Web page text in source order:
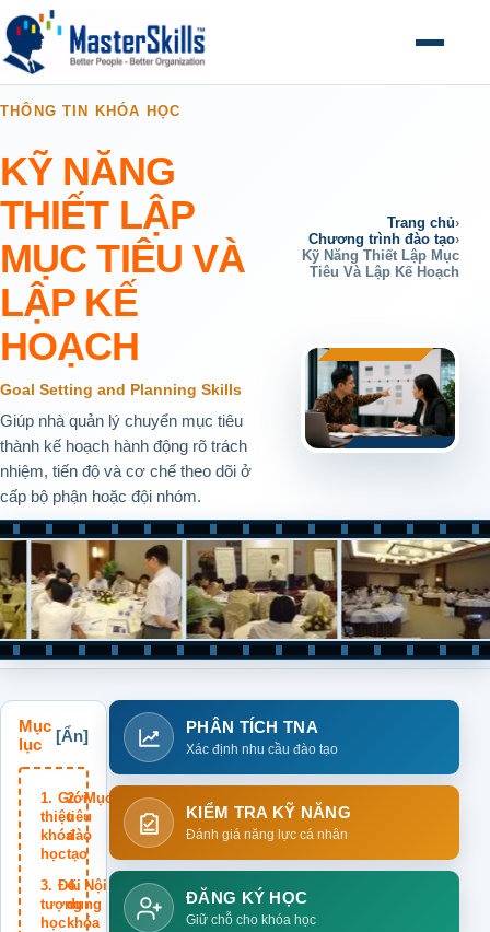
Mở menu
Trang chủ›
Chương trình đào tạo›
Kỹ Năng Thiết Lập Mục
Tiêu Và Lập Kế Hoạch
THÔNG TIN KHÓA HỌC
KỸ NĂNG
THIẾT LẬP
MỤC TIÊU VÀ
LẬP KẾ
HOẠCH
Goal Setting and Planning Skills
Giúp nhà quản lý chuyển mục tiêu
thành kế hoạch hành động rõ trách
nhiệm, tiến độ và cơ chế theo dõi ở
cấp bộ phận hoặc đội nhóm.
Mục
lục
Giới
thiệu
khóa
học
Mục
tiêu
đào
tạo
Đối
tượng
học
Nội
dung
khóa
PHÂN TÍCH TNA
Xác định nhu cầu đào tạo
KIỂM TRA KỸ NĂNG
Đánh giá năng lực cá nhân
ĐĂNG KÝ HỌC
Giữ chỗ cho khóa học